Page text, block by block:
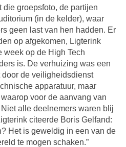
die groepsfoto, de partijen
(in de kelder), waar
geen last van hen hadden. Er
op afgekomen, Ligterink
week op de High Tech
is. De verhuizing was een
de veiligheidsdienst
apparatuur, maar
voor de aanvang van
alle deelnemers waren blij
citeerde Boris Gelfand:
Het is geweldig in een van de
te mogen schaken.”